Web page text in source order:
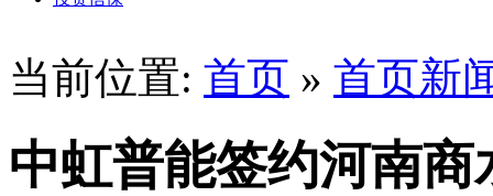
当前位置: 首页 » 首页新
中虹普能签约河南